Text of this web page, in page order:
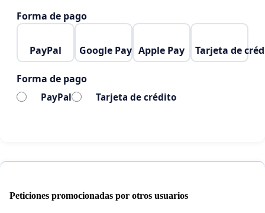
Forma de pago
PayPal Google Pay Apple Pay Tarjeta de
Forma de pago
PayPal Tarjeta de crédito
Peticiones promocionadas por otros usuarios